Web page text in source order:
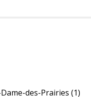
des-Prairies(1)